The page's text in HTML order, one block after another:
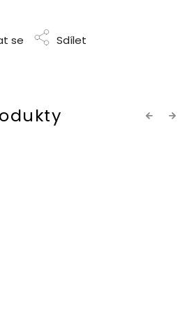
se Sdílet
Previous
Next